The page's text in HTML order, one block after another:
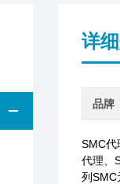
详
品牌
SMC代
代理、
列SMC